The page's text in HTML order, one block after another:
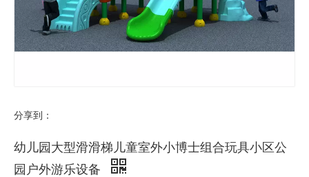
分享到：
幼儿园大型滑滑梯儿童室外小博士组合玩具小区公
园户外游乐设备